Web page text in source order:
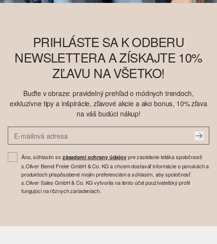
PRIHLÁSTE SA K ODBERU
NEWSLETTERA A ZÍSKAJTE 10%
ZĽAVU NA VŠETKO!
Buďte v obraze: pravidelný prehľad o módnych trendoch,
exkluzívne tipy a inšpirácie, zľavové akcie a ako bonus, 10% zľava
na váš budúci nákup!
Áno, súhlasím so zásadami ochrany údajovpre zasielanie letáka spoločnosti
s.Oliver Bernd Freier GmbH & Co. KG a chcem dostavať informácie o ponukách a
produktoch prispôsobené mojim preferenciám a súhlasím, aby spoločnosť
s.Oliver Sales GmbH & Co. KG vytvorila na tento účel používateľský profil
fungujúci na rôznych zariadeniach.